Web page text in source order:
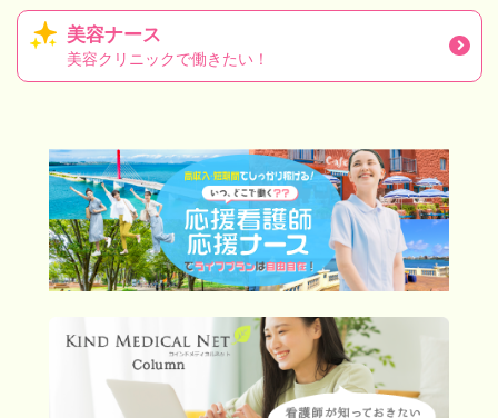
美容ナース
美容クリニックで働きたい！